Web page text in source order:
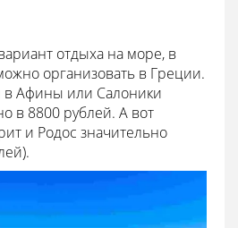
отдыха на море, в
организовать в Греции.
в Афины или Салоники
в 8800 рублей. А вот
и Родос значительно